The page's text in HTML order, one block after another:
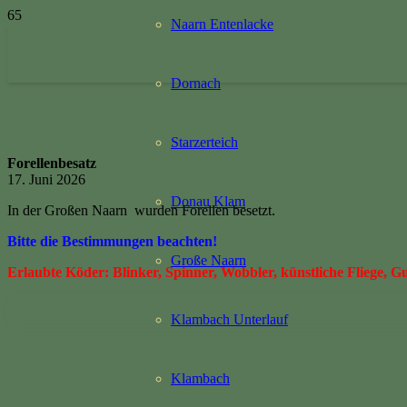
Naarn Entenlacke
Dornach
Starzerteich
Donau Klam
Große Naarn
Klambach Unterlauf
Klambach
Forellenbesatz
17. Juni 2026
In der Großen Naarn wurden Forellen besetzt.
Bitte die Bestimmungen beachten!
Erlaubte Köder: Blinker, Spinner, Wobbler, künstliche Fliege,